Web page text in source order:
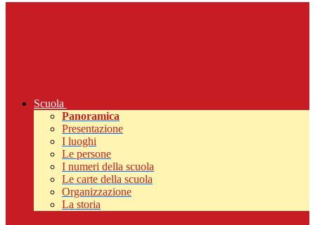
Scuola
Panoramica
Presentazione
I luoghi
Le persone
I numeri della scuola
Le carte della scuola
Organizzazione
La storia